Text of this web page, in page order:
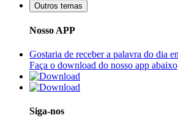
Outros temas
Nosso APP
Gostaria de receber a palavra do dia
Faça o download do nosso app abaixo
Siga-nos